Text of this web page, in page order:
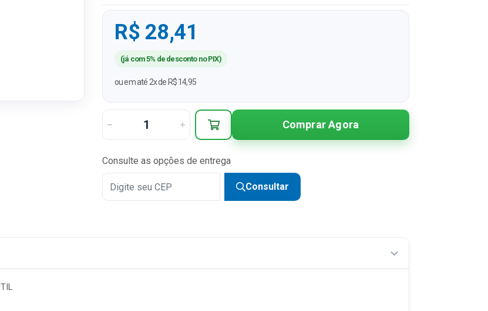
R$ 28,41
(já com 5% de desconto no PIX)
ou em até 2x de R$ 14,95
Comprar Agora
Consulte as opções de entrega
Consultar